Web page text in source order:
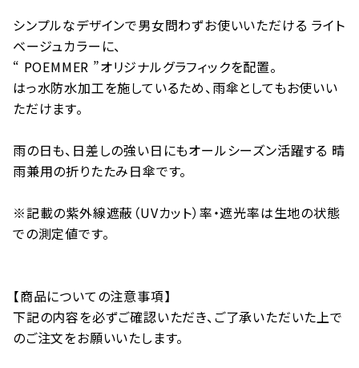
シンプルなデザインで男女問わずお使いいただける ライト
ベージュカラーに、
“ POEMMER ”オリジナルグラフィックを配置。
はっ水防水加工を施しているため、雨傘としてもお使いい
ただけます。
雨の日も、日差しの強い日にもオールシーズン活躍する 晴
雨兼用の折りたたみ日傘です。
※記載の紫外線遮蔽（UVカット）率・遮光率は生地の状態
での測定値です。
【商品についての注意事項】
下記の内容を必ずご確認いただき、ご了承いただいた上で
のご注文をお願いいたします。